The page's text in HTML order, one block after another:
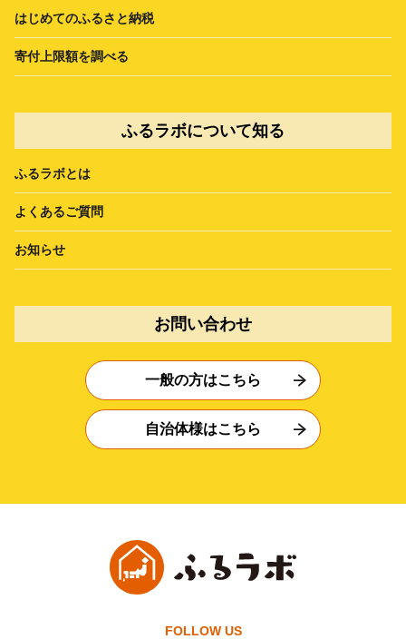
はじめてのふるさと納税
寄付上限額を調べる
ふるラボについて知る
ふるラボとは
よくあるご質問
お知らせ
お問い合わせ
一般の方はこちら
自治体様はこちら
FOLLOW US